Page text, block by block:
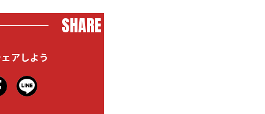
SHARE
アしよう